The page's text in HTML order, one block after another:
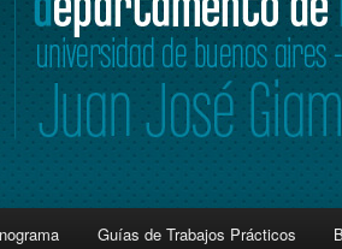
Guías de Trabajos Prácticos